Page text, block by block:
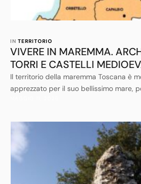
IN TERRITORIO
VIVERE IN MAREMMA.
TORRI E CASTELLI
Il territorio della maremma Toscana è
apprezzato per il suo bellissimo mare,
poggi su cui ammirare ricordi di borghi